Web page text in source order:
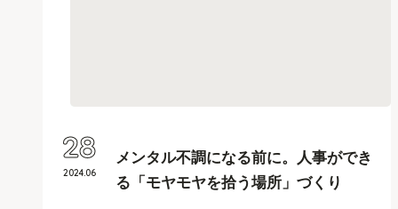
メンタル不調になる前に。人事ができ
る「モヤモヤを拾う場所」づくり
2024.06
28